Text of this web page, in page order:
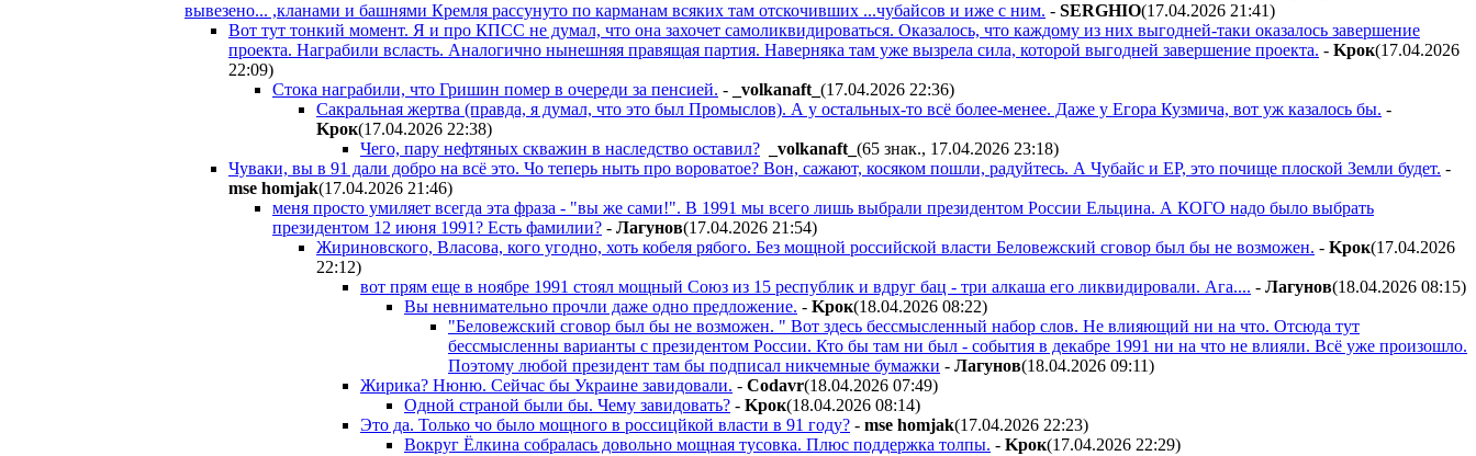
вывезено... ,кланами и башнями Кремля рассунуто по карманам всяких там отскочивших ...чубайсов и иже с ним. - SERGHIO(17.04.2026 21:41)
Вот тут тонкий момент. Я и про КПСС не думал, что она захочет самоликвидироваться. Оказалось, что каждому из них выгодней-таки оказалось завершение
проекта. Награбили всласть. Аналогично нынешняя правящая партия. Наверняка там уже вызрела сила, которой выгодней завершение проекта. - Kpoк(17.04.2026
22:09)
Стока награбили, что Гришин помер в очереди за пенсией. - _volkanaft_ (17.04.2026 22:36)
Сакральная жертва (правда, я думал, что это был Промыслов). А у остальных-то всё более-менее. Даже у Егора Кузмича, вот уж казалось бы. -
Kpoк(17.04.2026 22:38)
Чего, пару нефтяных скважин в наследство оставил?
_volkanaft_ (65 знак., 17.04.2026 23:18)
Чуваки, вы в 91 дали добро на всё это. Чо теперь ныть про вороватое? Вон, сажают, косяком пошли, радуйтесь. А Чубайс и ЕР, это почище плоской Земли будет. -
mse homjak(17.04.2026 21:46)
меня просто умиляет всегда эта фраза - "вы же сами!". В 1991 мы всего лишь выбрали президентом России Ельцина. А КОГО надо было выбрать
президентом 12 июня 1991? Есть фамилии? - Лaгyнoв(17.04.2026 21:54)
Жириновского, Власова, кого угодно, хоть кобеля рябого. Без мощной российской власти Беловежский сговор был бы не возможен. - Kpoк(17.04.2026
22:12)
вот прям еще в ноябре 1991 стоял мощный Союз из 15 республик и вдруг бац - три алкаша его ликвидировали. Ага.... - Лaгyнoв(18.04.2026 08:15)
Вы невнимательно прочли даже одно предложение. - Kpoк(18.04.2026 08:22)
"Беловежский сговор был бы не возможен. " Вот здесь бессмысленный набор слов. Не влияющий ни на что. Отсюда тут
бессмысленны варианты с президентом России. Кто бы там ни был - события в декабре 1991 ни на что не влияли. Всё уже произошло.
Поэтому любой президент там бы подписал никчемные бумажки - Лaгyнoв(18.04.2026 09:11)
Жирика? Нюню. Сейчас бы Украине завидовали. - Codavr(18.04.2026 07:49)
Одной страной были бы. Чему завидовать? - Kpoк(18.04.2026 08:14)
Это да. Только чо было мощного в россицйкой власти в 91 году? - mse homjak(17.04.2026 22:23)
Вокруг Ёлкина собралась довольно мощная тусовка. Плюс поддержка толпы. - Kpoк(17.04.2026 22:29)